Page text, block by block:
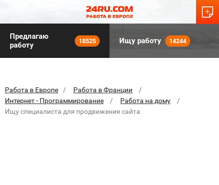
Предлагаю
работу
18525 Ищу работу 14244
Работа в Европе
Работа в Франции
Интернет - Программирование
Работа на дому
Ищу специалиста для продвижения сайта